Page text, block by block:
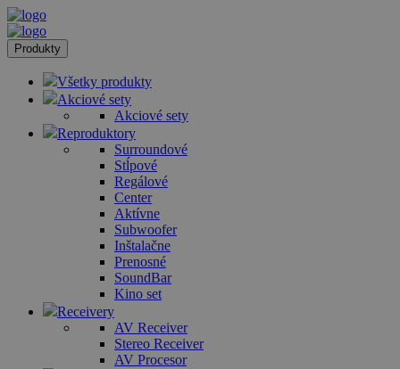
Produkty
Všetky produkty
Akciové sety
Akciové sety
Reproduktory
Surroundové
Stĺpové
Regálové
Center
Aktívne
Subwoofer
Inštalačne
Prenosné
SoundBar
Kino set
Receivery
AV Receiver
Stereo Receiver
AV Procesor